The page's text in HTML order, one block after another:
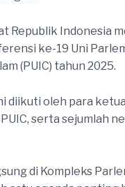
Republik Indonesia
ke-19 Uni
(PUIC) tahun 2025.
diikuti oleh para
serta sejumlah
di Kompleks